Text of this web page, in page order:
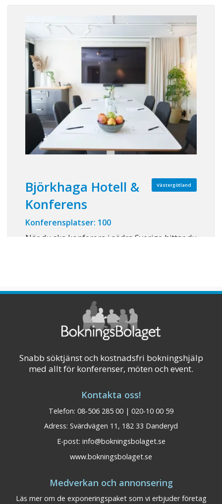
Västergötland
Björkhaga Hotell &
Konferens
Konferensplatser: 100
När du ska konferera i södra Sverige hittar du
på Björkhaga Hotell & Konferens Välkommen
till en plats där effektiva möten kombin ...
Visa på karta
Snabb söktjänst och kostnadsfri bokningshjälp
med allt för konferenser, möten och event.
Kontakta oss!
Telefon: 08-506 285 00 | 020-10 00 59
Adress: Svärdvägen 11, 182 33 Danderyd
E-post: info@bokningsbolaget.se
www.bokningsbolaget.se
Medverkan och annonsering
Läs mer om de exponeringspaket som vi erbjuder företag